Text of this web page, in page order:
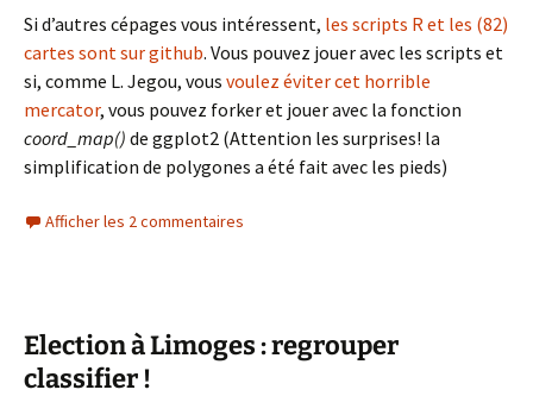
Si d’autres cépages vous intéressent, les scripts R et les (82)
cartes sont sur github. Vous pouvez jouer avec les scripts et
si, comme L. Jegou, vous voulez éviter cet horrible
mercator, vous pouvez forker et jouer avec la fonction
coord_map() de ggplot2 (Attention les surprises! la
simplification de polygones a été fait avec les pieds)
Afficher les 2 commentaires
Election à Limoges : regrouper
classifier !